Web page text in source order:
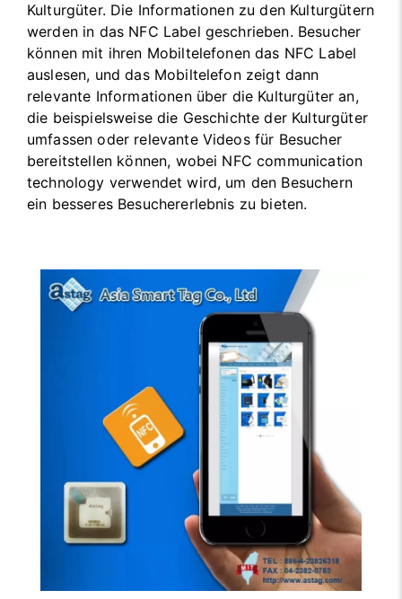
Kulturgüter. Die Informationen zu den Kulturgütern
werden in das NFC Label geschrieben. Besucher
können mit ihren Mobiltelefonen das NFC Label
auslesen, und das Mobiltelefon zeigt dann
relevante Informationen über die Kulturgüter an,
die beispielsweise die Geschichte der Kulturgüter
umfassen oder relevante Videos für Besucher
bereitstellen können, wobei NFC communication
technology verwendet wird, um den Besuchern
ein besseres Besuchererlebnis zu bieten.